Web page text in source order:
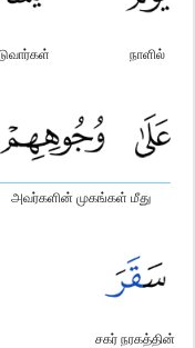
நாளில்
அவர்களின் முகங்கள் மீது
சகர் நரகத்தின்